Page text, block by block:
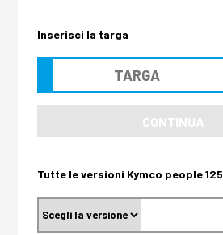
Inserisci la targa
CONTINUA
Tutte le versioni Kymco people 125